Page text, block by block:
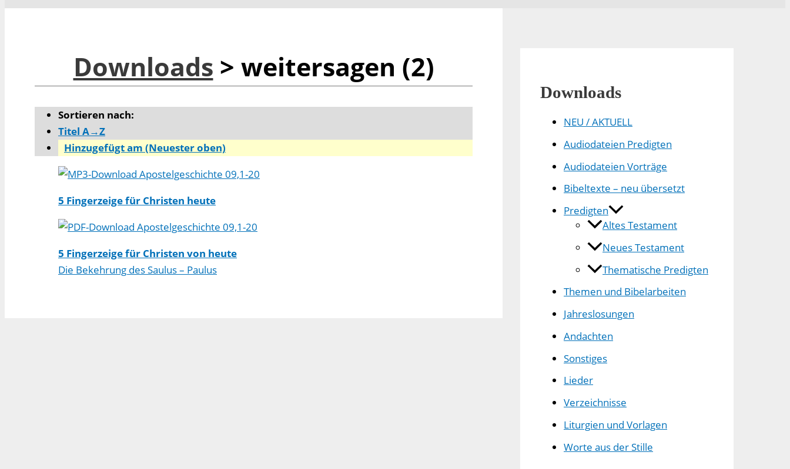
Downloads > weitersagen (2)
Sortieren nach:
Titel A→Z
Hinzugefügt am (Neuester oben)
Apostelgeschichte 09,1-20
5 Fingerzeige für Christen heute
Apostelgeschichte 09,1-20
5 Fingerzeige für Christen von heute
Die Bekehrung des Saulus – Paulus
Downloads
NEU / AKTUELL
Audiodateien Predigten
Audiodateien Vorträge
Bibeltexte – neu übersetzt
Predigten
Altes Testament
Neues Testament
Thematische Predigten
Themen und Bibelarbeiten
Jahreslosungen
Andachten
Sonstiges
Lieder
Verzeichnisse
Liturgien und Vorlagen
Worte aus der Stille